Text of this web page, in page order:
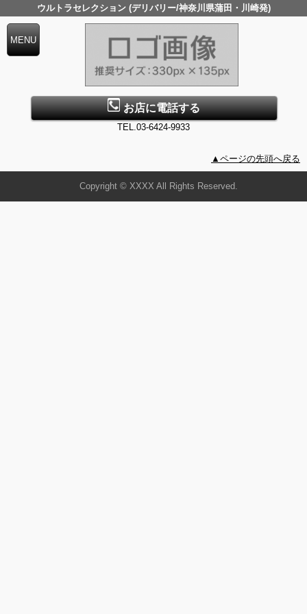
ウルトラセレクション (デリバリー/神奈川県蒲田・川崎発)
お店に電話する
TEL.03-6424-9933
▲ページの先頭へ戻る
Copyright © XXXX All Rights Reserved.